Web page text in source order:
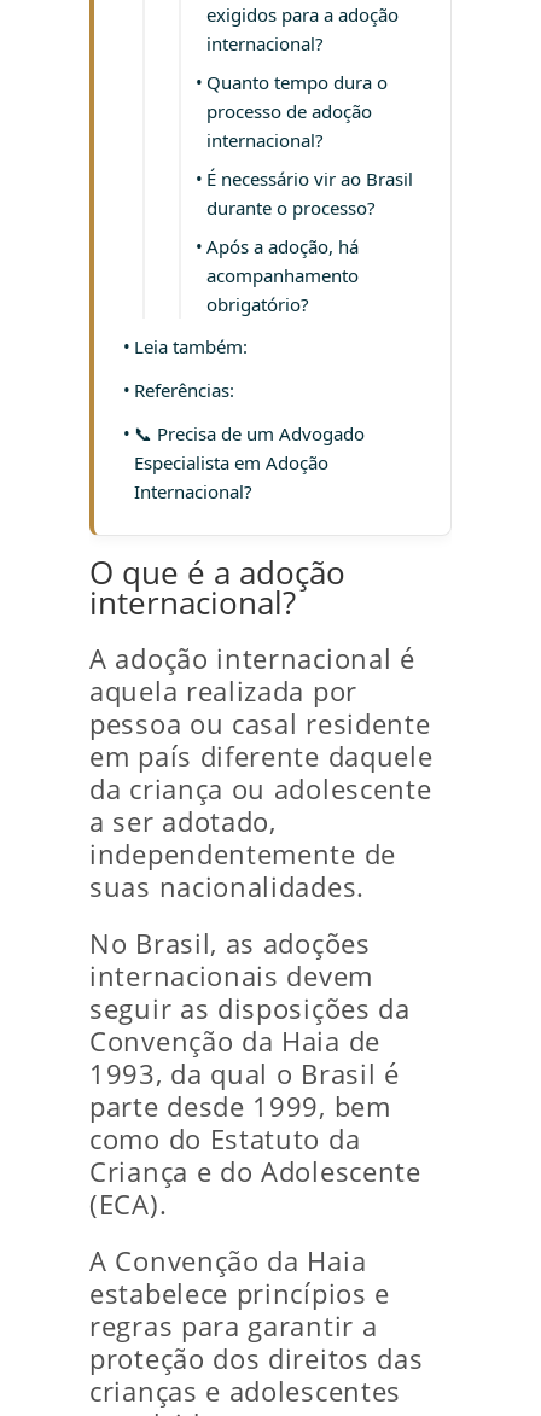
exigidos para a adoção
internacional?
Quanto tempo dura o
processo de adoção
internacional?
É necessário vir ao Brasil
durante o processo?
Após a adoção, há
acompanhamento
obrigatório?
Leia também:
Referências:
📞 Precisa de um Advogado
Especialista em Adoção
Internacional?
O que é a adoção
internacional?
A adoção internacional é
aquela realizada por
pessoa ou casal residente
em país diferente daquele
da criança ou adolescente
a ser adotado,
independentemente de
suas nacionalidades.
No Brasil, as adoções
internacionais devem
seguir as disposições da
Convenção da Haia de
1993, da qual o Brasil é
parte desde 1999, bem
como do Estatuto da
Criança e do Adolescente
(ECA).
A Convenção da Haia
estabelece princípios e
regras para garantir a
proteção dos direitos das
crianças e adolescentes